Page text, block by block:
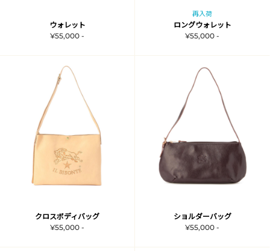
ウォレット
¥55,000 -
再入荷
ロングウォレット
¥55,000 -
クロスボディバッグ
¥55,000 -
ショルダーバッグ
¥55,000 -